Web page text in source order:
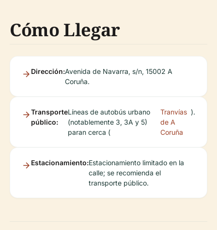
Cómo Llegar
Dirección:Avenida de Navarra, s/n, 15002 A
Coruña.
Transporte
público:
Líneas de autobús urbano
(notablemente 3, 3A y 5)
paran cerca (
Tranvías
de A
Coruña
).
Estacionamiento:Estacionamiento limitado en la
calle; se recomienda el
transporte público.